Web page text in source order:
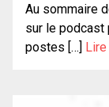
Au sommaire
sur le podcast
postes […]